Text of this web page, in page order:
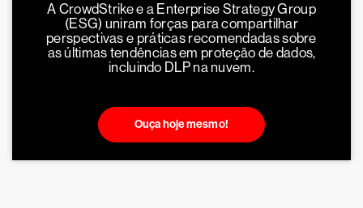
A CrowdStrike e a Enterprise Strategy Group
(ESG) uniram forças para compartilhar
perspectivas e práticas recomendadas sobre
as últimas tendências em proteção de dados,
incluindo DLP na nuvem.
Ouça hoje mesmo!